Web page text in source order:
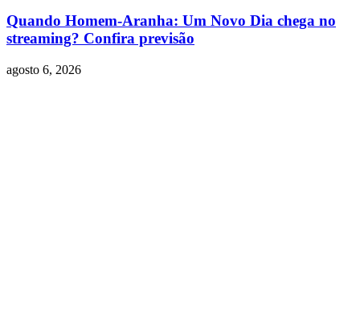
Quando Homem-Aranha: Um Novo Dia chega no
streaming? Confira previsão
agosto 6, 2026